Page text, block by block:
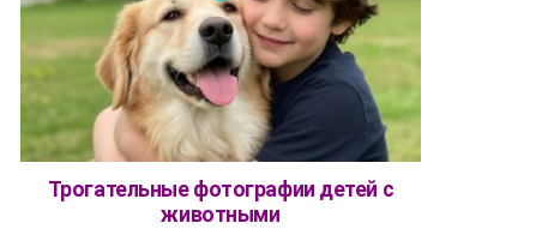
Трогательные фотографии детей с
животными